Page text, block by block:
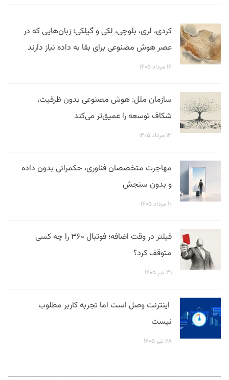
کردی، لری، بلوچی، لکی و گیلکی؛ زبان‌هایی که در
عصر هوش مصنوعی برای بقا به داده نیاز دارند
۱۴ مرداد ۱۴۰۵
سازمان ملل: هوش مصنوعی بدون ظرفیت،
شکاف توسعه را عمیق‌تر می‌کند
۱۳ مرداد ۱۴۰۵
مهاجرت متخصصان فناوری، حکمرانی بدون داده
و بدون سنجش
۱۰ مرداد ۱۴۰۵
فیلتر در وقت اضافه؛ فوتبال ۳۶۰ را چه کسی
متوقف کرد؟
۳۱ تیر ۱۴۰۵
اینترنت وصل است اما تجربه کاربر مطلوب
نیست
۲۸ تیر ۱۴۰۵